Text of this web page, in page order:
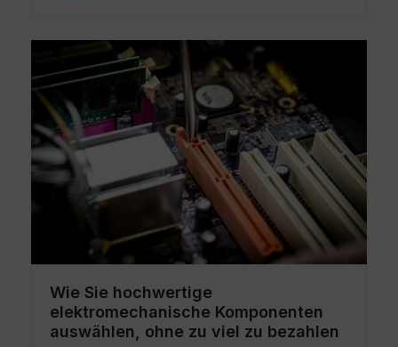
Wie Sie hochwertige
elektromechanische Komponenten
auswählen, ohne zu viel zu bezahlen